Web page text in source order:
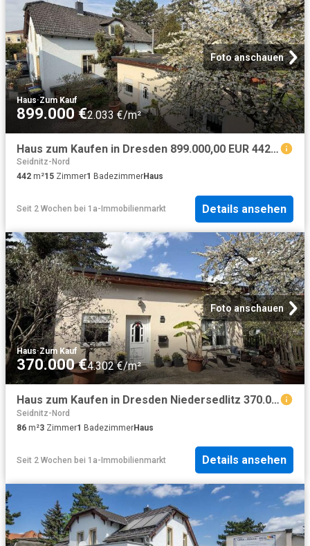
Foto anschauen
Haus·Zum Kauf
899.000 €2.033 €/m²
Haus zum Kaufen in Dresden 899.000,00 EUR 442.05 m²
Seidnitz-Nord
442 m²15 Zimmer1 BadezimmerHaus
Seit 2 Wochen bei 1a-Immobilienmarkt Details ansehen
Foto anschauen
Haus·Zum Kauf
370.000 €4.302 €/m²
Haus zum Kaufen in Dresden Niedersedlitz 370.000,00 EUR 86.9 m²
Seidnitz-Nord
86 m²3 Zimmer1 BadezimmerHaus
Seit 2 Wochen bei 1a-Immobilienmarkt Details ansehen